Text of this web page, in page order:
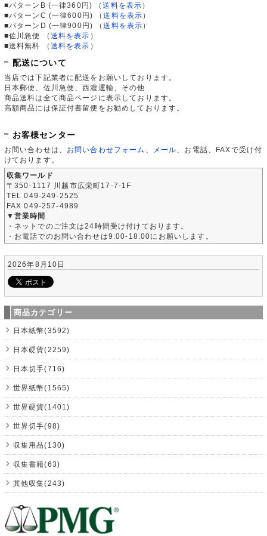
■パターンB (一律360円) （送料を表示 ）
■パターンC (一律600円)
（送料を表示 ）
■パターンD (一律900円)
（送料を表示 ）
■佐川急便
（ 送料を表示 ）
■送料無料
（ 送料を表示 ）
配送について
当店では下記業者に配送をお願いしております。
日本郵便、佐川急便、西濃運輸、その他
商品送料は全て商品ページに表示しております。
高額商品には保証付書留便をお勧めしております。
お客様センター
お問い合わせは、 お問い合わせフォーム メール 、お電話、FAXで受け付
けております。
収集ワールド
〒350-1117 川越市広栄町17-7-1F
TEL 049-249-2525
FAX 049-257-4989
▼営業時間
・ネットでのご注文は24時間受け付けております。
・お電話でのお問い合わせは9:00-18:00にお願いします。
2026年8月10日
商品カテゴリー
日本紙幣(3592)
日本硬貨(2259)
日本切手(716)
世界紙幣(1565)
世界硬貨(1401)
世界切手(98)
収集用品(130)
収集書籍(63)
其他収集(243)